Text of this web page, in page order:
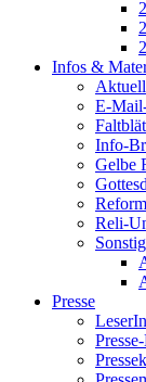
Infos &
E-
Info-
Gelbe
Reli-
Presse